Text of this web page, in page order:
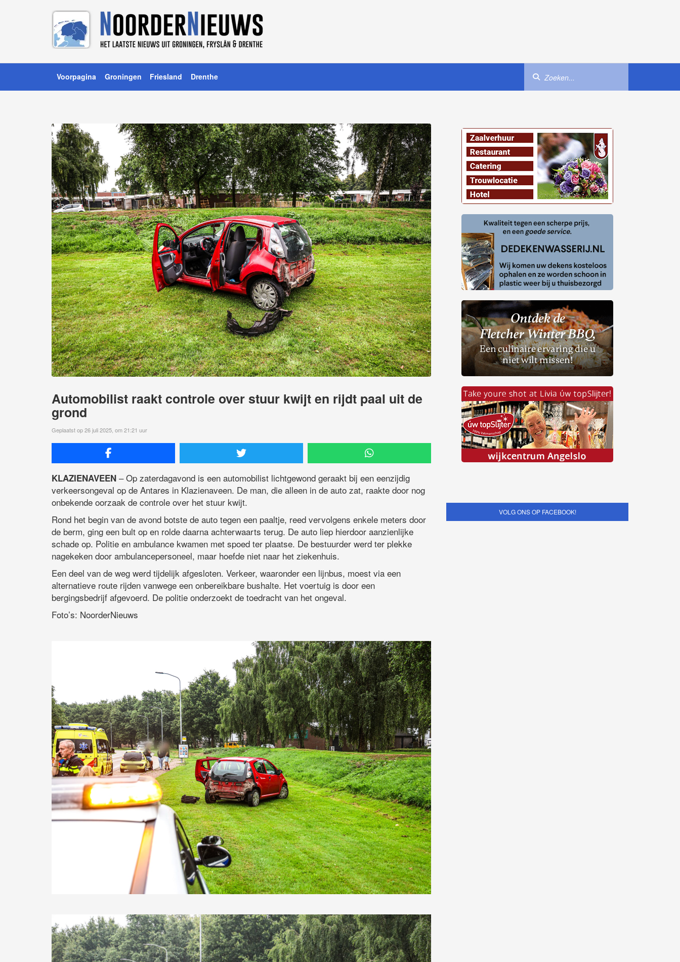
Voorpagina Groningen Friesland Drenthe
Automobilist raakt controle over stuur kwijt en rijdt paal uit de
grond
Geplaatst op 26 juli 2025, om 21:21 uur
KLAZIENAVEEN – Op zaterdagavond is een automobilist lichtgewond geraakt bij een eenzijdig
verkeersongeval op de Antares in Klazienaveen. De man, die alleen in de auto zat, raakte door nog
onbekende oorzaak de controle over het stuur kwijt.
Rond het begin van de avond botste de auto tegen een paaltje, reed vervolgens enkele meters door
de berm, ging een bult op en rolde daarna achterwaarts terug. De auto liep hierdoor aanzienlijke
schade op. Politie en ambulance kwamen met spoed ter plaatse. De bestuurder werd ter plekke
nagekeken door ambulancepersoneel, maar hoefde niet naar het ziekenhuis.
Een deel van de weg werd tijdelijk afgesloten. Verkeer, waaronder een lijnbus, moest via een
alternatieve route rijden vanwege een onbereikbare bushalte. Het voertuig is door een
bergingsbedrijf afgevoerd. De politie onderzoekt de toedracht van het ongeval.
Foto’s: NoorderNieuws
VOLG ONS OP FACEBOOK!